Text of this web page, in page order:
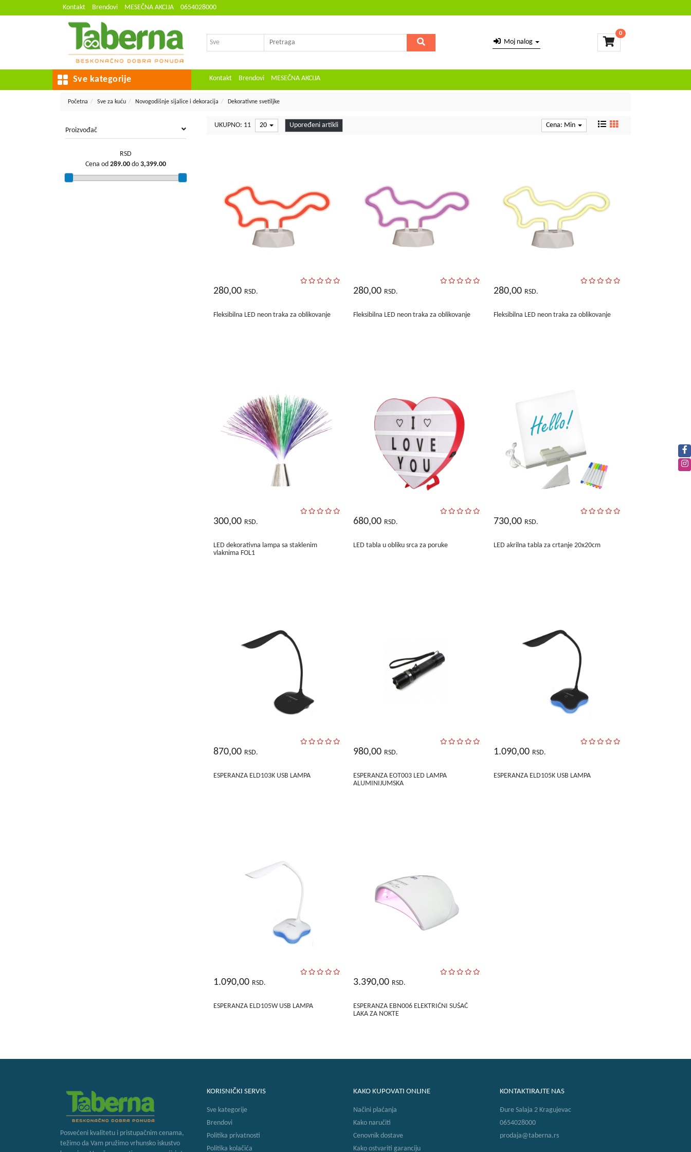
Kontakt Brendovi MESEČNA AKCIJA 0654028000
Moj nalog
0
Sve kategorije Kontakt Brendovi MESEČNA AKCIJA
Početna Sve za kuću Novogodišnje sijalice i dekoracija Dekorativne svetiljke
Proizvođač
RSD
Cena od 289.00 do 3,399.00
UKUPNO: 11 20 Upoređeni artikli Cena: Min
280,00 RSD.
Fleksibilna LED neon traka za oblikovanje
280,00 RSD.
Fleksibilna LED neon traka za oblikovanje
280,00 RSD.
Fleksibilna LED neon traka za oblikovanje
300,00 RSD.
LED dekorativna lampa sa staklenim
vlaknima FOL1
680,00 RSD.
LED tabla u obliku srca za poruke
730,00 RSD.
LED akrilna tabla za crtanje 20x20cm
870,00 RSD.
ESPERANZA ELD103K USB LAMPA
980,00 RSD.
ESPERANZA EOT003 LED LAMPA
ALUMINIJUMSKA
1.090,00 RSD.
ESPERANZA ELD105K USB LAMPA
1.090,00 RSD.
ESPERANZA ELD105W USB LAMPA
3.390,00 RSD.
ESPERANZA EBN006 ELEKTRIČNI SUŠAČ
LAKA ZA NOKTE
Posvećeni kvalitetu i pristupačnim cenama,
težimo da Vam pružimo vrhunsko iskustvo
KORISNIČKI SERVIS
Sve kategorije
Brendovi
Politika privatnosti
Politika kolačića
KAKO KUPOVATI ONLINE
Načini plaćanja
Kako naručiti
Cenovnik dostave
Kako ostvariti garanciju
KONTAKTIRAJTE NAS
Đure Salaja 2 Kragujevac
0654028000
prodaja@taberna.rs